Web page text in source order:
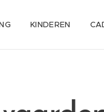
KINDEREN